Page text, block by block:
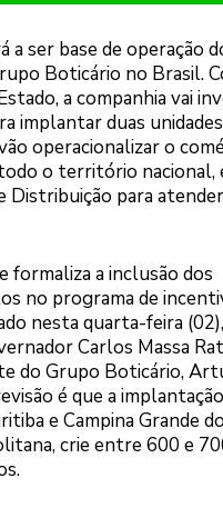
a ser base de operação
Boticário no Brasil.
a companhia vai
implantar duas
operacionalizar o
o território nacional,
Distribuição para
formaliza a inclusão dos
no programa de
nesta quarta-feira
Carlos Massa
do Grupo Boticário,
é que a
e Campina Grande
crie entre 600 e